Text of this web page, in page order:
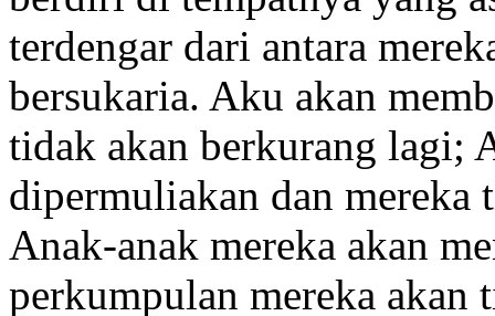
terdengar dari antara
bersukaria. Aku akan
tidak akan berkurang lagi;
dipermuliakan dan
Anak-anak mereka akan
perkumpulan mereka akan